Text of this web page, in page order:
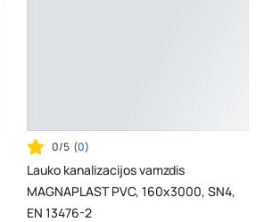
0/5 (0)
Lauko kanalizacijos vamzdis
MAGNAPLAST PVC, 160x3000, SN4,
EN 13476-2